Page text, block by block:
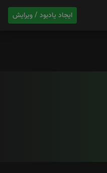
ایجاد یادبود / ویرایش